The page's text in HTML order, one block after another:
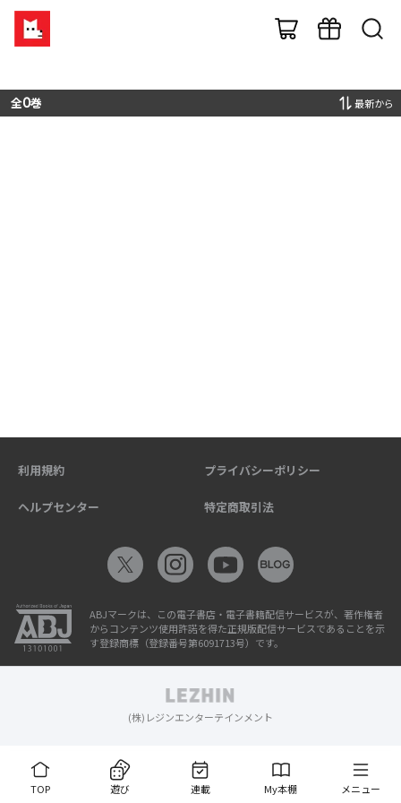
全0巻 最新から
TOP 遊び 連載 My本棚 メニュー
利用規約 プライバシーポリシー
ヘルプセンター 特定商取引法
ABJマークは、この電子書店・電子書籍配信サービスが、著作権者
からコンテンツ使用許諾を得た正規版配信サービスであることを示
す登録商標（登録番号第6091713号）です。
(株)レジンエンターテインメント